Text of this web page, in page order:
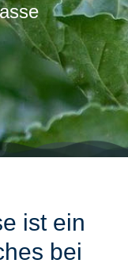
ist ein
bei